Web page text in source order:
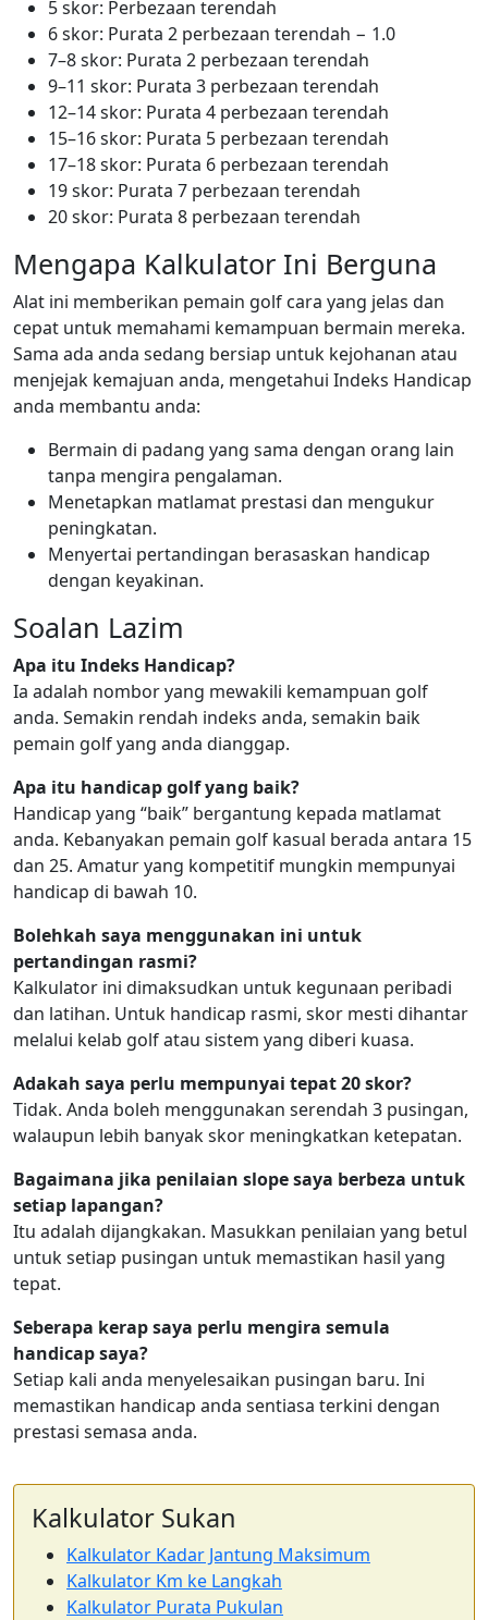
5 skor: Perbezaan terendah
6 skor: Purata 2 perbezaan terendah − 1.0
7–8 skor: Purata 2 perbezaan terendah
9–11 skor: Purata 3 perbezaan terendah
12–14 skor: Purata 4 perbezaan terendah
15–16 skor: Purata 5 perbezaan terendah
17–18 skor: Purata 6 perbezaan terendah
19 skor: Purata 7 perbezaan terendah
20 skor: Purata 8 perbezaan terendah
Mengapa Kalkulator Ini Berguna
Alat ini memberikan pemain golf cara yang jelas dan
cepat untuk memahami kemampuan bermain mereka.
Sama ada anda sedang bersiap untuk kejohanan atau
menjejak kemajuan anda, mengetahui Indeks Handicap
anda membantu anda:
Bermain di padang yang sama dengan orang lain
tanpa mengira pengalaman.
Menetapkan matlamat prestasi dan mengukur
peningkatan.
Menyertai pertandingan berasaskan handicap
dengan keyakinan.
Soalan Lazim
Apa itu Indeks Handicap?
Ia adalah nombor yang mewakili kemampuan golf
anda. Semakin rendah indeks anda, semakin baik
pemain golf yang anda dianggap.
Apa itu handicap golf yang baik?
Handicap yang “baik” bergantung kepada matlamat
anda. Kebanyakan pemain golf kasual berada antara 15
dan 25. Amatur yang kompetitif mungkin mempunyai
handicap di bawah 10.
Bolehkah saya menggunakan ini untuk
pertandingan rasmi?
Kalkulator ini dimaksudkan untuk kegunaan peribadi
dan latihan. Untuk handicap rasmi, skor mesti dihantar
melalui kelab golf atau sistem yang diberi kuasa.
Adakah saya perlu mempunyai tepat 20 skor?
Tidak. Anda boleh menggunakan serendah 3 pusingan,
walaupun lebih banyak skor meningkatkan ketepatan.
Bagaimana jika penilaian slope saya berbeza untuk
setiap lapangan?
Itu adalah dijangkakan. Masukkan penilaian yang betul
untuk setiap pusingan untuk memastikan hasil yang
tepat.
Seberapa kerap saya perlu mengira semula
handicap saya?
Setiap kali anda menyelesaikan pusingan baru. Ini
memastikan handicap anda sentiasa terkini dengan
prestasi semasa anda.
Kalkulator Sukan
Kalkulator Kadar Jantung Maksimum
Kalkulator Km ke Langkah
Kalkulator Purata Pukulan